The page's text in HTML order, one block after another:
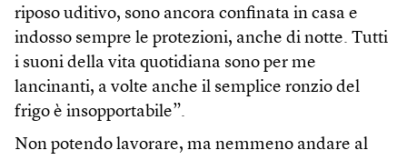
riposo uditivo, sono ancora confinata in casa e
indosso sempre le protezioni, anche di notte. Tutti
i suoni della vita quotidiana sono per me
lancinanti, a volte anche il semplice ronzio del
frigo è insopportabile”.
Non potendo lavorare, ma nemmeno andare al